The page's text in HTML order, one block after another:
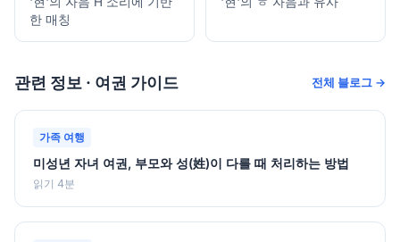
한 매칭
관련 정보 · 여권 가이드 전체 블로그 →
가족 여행
미성년 자녀 여권, 부모와 성(姓)이 다를 때 처리하는 방법
읽기 4분